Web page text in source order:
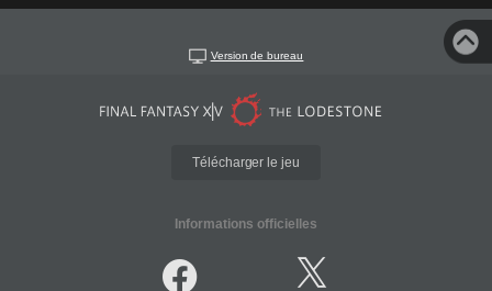
Version de bureau
Télécharger le jeu
Informations officielles